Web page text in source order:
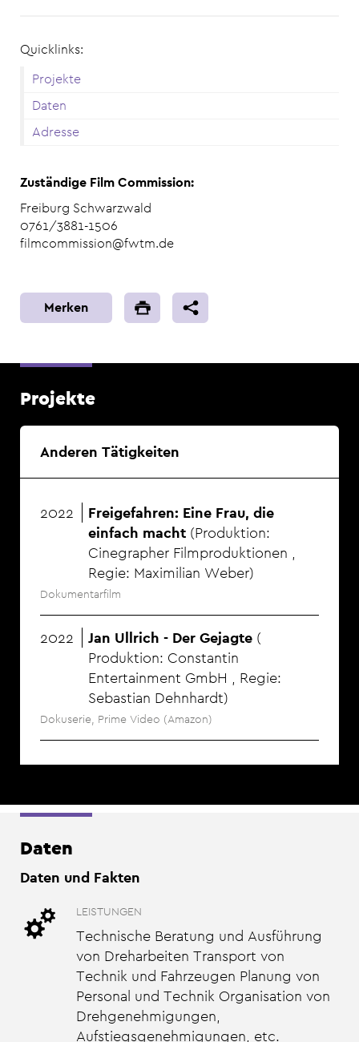
Quicklinks:
Projekte
Daten
Adresse
Zuständige Film Commission:
Freiburg Schwarzwald
0761/3881-1506
filmcommission@fwtm.de
Merken
Projekte
Anderen Tätigkeiten
2022
Freigefahren: Eine Frau, die
einfach macht Produktion:
Cinegrapher Filmproduktionen
Regie: Maximilian Weber
Dokumentarfilm
2022
Jan Ullrich - Der Gejagte
Produktion: Constantin
Entertainment GmbH
Regie:
Sebastian Dehnhardt
Dokuserie, Prime Video (Amazon)
Daten
Daten und Fakten
LEISTUNGEN
Technische Beratung und Ausführung
von Dreharbeiten Transport von
Technik und Fahrzeugen Planung von
Personal und Technik Organisation von
Drehgenehmigungen,
Aufstiegsgenehmigungen, etc.